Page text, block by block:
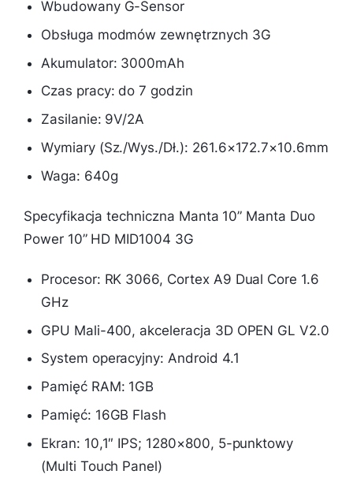
Wbudowany G-Sensor
Obsługa modmów zewnętrznych 3G
Akumulator: 3000mAh
Czas pracy: do 7 godzin
Zasilanie: 9V/2A
Wymiary (Sz./Wys./Dł.): 261.6×172.7×10.6mm
Waga: 640g
Specyfikacja techniczna Manta 10” Manta Duo
Power 10” HD MID1004 3G
Procesor: RK 3066, Cortex A9 Dual Core 1.6
GHz
GPU Mali-400, akceleracja 3D OPEN GL V2.0
System operacyjny: Android 4.1
Pamięć RAM: 1GB
Pamięć: 16GB Flash
Ekran: 10,1″ IPS; 1280×800, 5-punktowy
(Multi Touch Panel)